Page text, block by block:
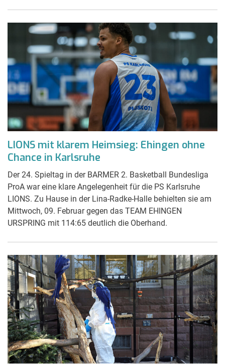
LIONS mit klarem Heimsieg: Ehingen ohne
Chance in Karlsruhe
Der 24. Spieltag in der BARMER 2. Basketball Bundesliga
ProA war eine klare Angelegenheit für die PS Karlsruhe
LIONS. Zu Hause in der Lina-Radke-Halle behielten sie am
Mittwoch, 09. Februar gegen das TEAM EHINGEN
URSPRING mit 114:65 deutlich die Oberhand.